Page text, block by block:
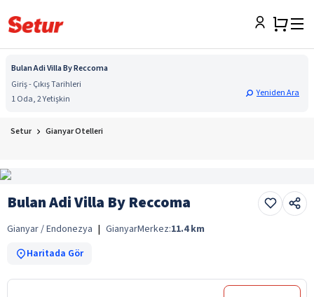
Bulan Adi Villa By Reccoma
Giriş - Çıkış Tarihleri
1 Oda, 2 Yetişkin
Yeniden Ara
Setur Gianyar Otelleri
Bulan Adi Villa By Reccoma
Gianyar / Endonezya | GianyarMerkez:11.4 km
Haritada Gör